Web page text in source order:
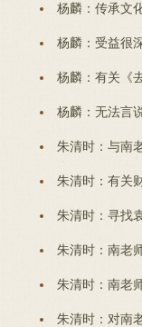
杨麟：传承文
杨麟：受益很
杨麟：有关《
杨麟：无法言
朱清时：与南
朱清时：有关
朱清时：寻找
朱清时：南老
朱清时：南老
朱清时：对南